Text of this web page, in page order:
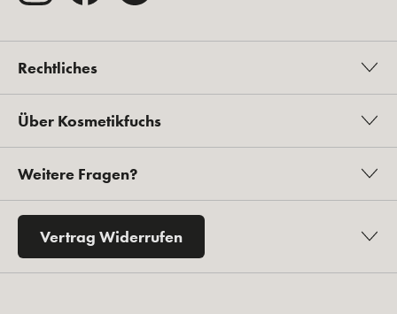
Rechtliches
Über Kosmetikfuchs
Weitere Fragen?
Vertrag Widerrufen